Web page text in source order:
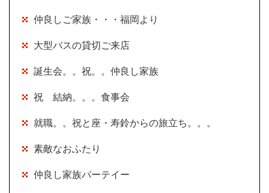
仲良しご家族・・・福岡より
大型バスの貸切ご来店
誕生会。。祝。。仲良し家族
祝 結納。。。食事会
就職。。祝と座・寿鈴からの旅立ち。。。
素敵なおふたり
仲良し家族パーテイー